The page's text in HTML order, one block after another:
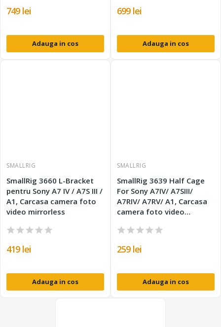
749 lei
Adauga in cos
699 lei
Adauga in cos
SMALLRIG
SmallRig 3660 L-Bracket
pentru Sony A7 IV / A7S III /
A1, Carcasa camera foto
video mirrorless
419 lei
Adauga in cos
SMALLRIG
SmallRig 3639 Half Cage
For Sony A7IV/ A7SIII/
A7RIV/ A7RV/ A1, Carcasa
camera foto video
259 lei
Adauga in cos